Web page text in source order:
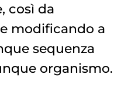
così da
modificando a
sequenza
organismo.